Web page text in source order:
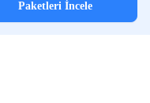
Paketleri İncele